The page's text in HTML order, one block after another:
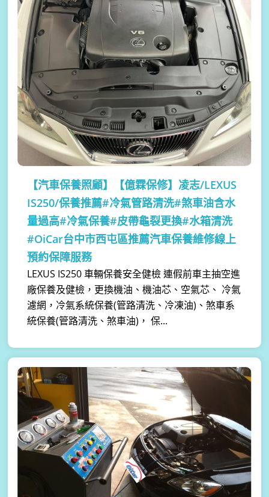
【汽車保養照顧】
【億霖保修】凌志/LEXUS
IS250/保養推薦#冷氣管路清洗#煞車油含水
量過高#冷氣保養#皮帶龜裂更換#水箱清洗
#OiCar台中市西屯區推薦汽車保養維修線上
預約保障服務
LEXUS IS250 車輛保養安全健檢 連假前車主抽空進
廠保養及健檢，更換機油、機油芯、空氣芯、 冷氣
濾網，冷氣系統保養(管路清洗、冷凍油)、煞車系
統保養(管路清洗、煞車油)， 保...